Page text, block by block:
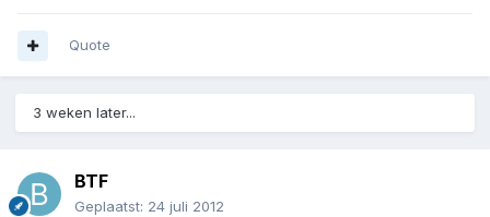
Quote
3 weken later...
BTF
Geplaatst: 24 juli 2012